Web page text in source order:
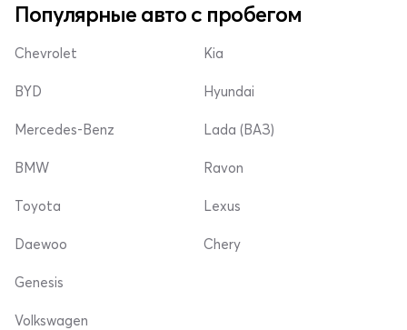
Популярные авто с пробегом
Chevrolet
BYD
Mercedes-Benz
Kia
Hyundai
Lada (ВАЗ)
BMW
Toyota
Daewoo
Ravon
Lexus
Chery
Genesis
Volkswagen